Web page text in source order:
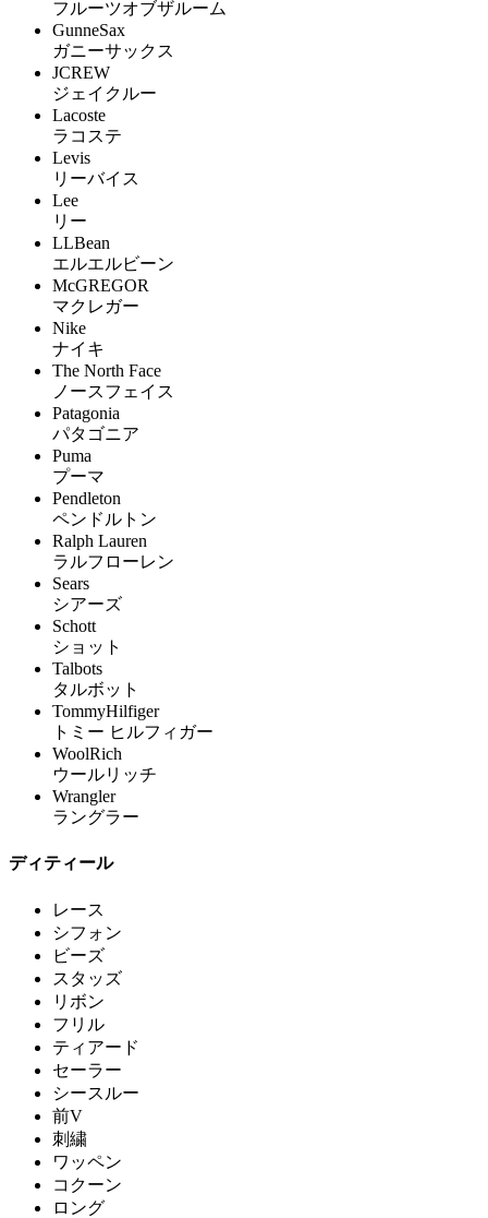
フルーツオブザルーム
GunneSax
ガニーサックス
JCREW
ジェイクルー
Lacoste
ラコステ
Levis
リーバイス
Lee
リー
LLBean
エルエルビーン
McGREGOR
マクレガー
Nike
ナイキ
The North Face
ノースフェイス
Patagonia
パタゴニア
Puma
プーマ
Pendleton
ペンドルトン
Ralph Lauren
ラルフローレン
Sears
シアーズ
Schott
ショット
Talbots
タルボット
TommyHilfiger
トミー ヒルフィガー
WoolRich
ウールリッチ
Wrangler
ラングラー
ディティール
レース
シフォン
ビーズ
スタッズ
リボン
フリル
ティアード
セーラー
シースルー
前V
刺繍
ワッペン
コクーン
ロング